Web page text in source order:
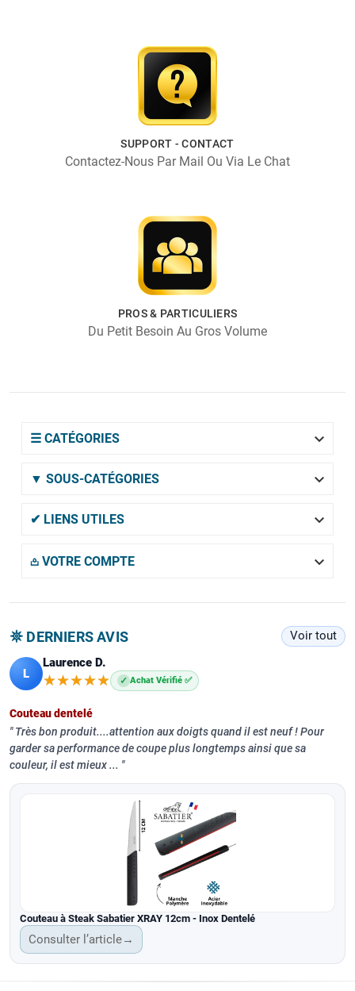
SUPPORT - CONTACT
Contactez-Nous Par Mail Ou Via Le Chat
PROS & PARTICULIERS
Du Petit Besoin Au Gros Volume
☰ CATÉGORIES 
▼ SOUS-CATÉGORIES 
✔ LIENS UTILES 
𖡌 VOTRE COMPTE 
𖤓 DERNIERS AVIS Voir tout
L
Laurence D.
★★★★★
★★★★★ ✓ Achat Vérifié ✅
Couteau dentelé
Très bon produit....attention aux doigts quand il est neuf ! Pour
garder sa performance de coupe plus longtemps ainsi que sa
couleur, il est mieux ...
Couteau à Steak Sabatier XRAY 12cm - Inox Dentelé
Consulter l’article→